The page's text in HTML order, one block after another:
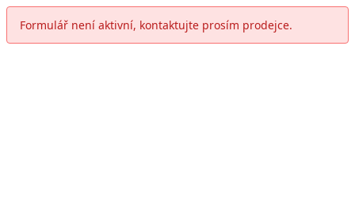
Formulář není aktivní, kontaktujte prosím prodejce.